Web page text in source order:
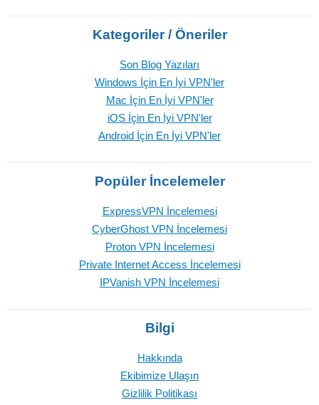
Kategoriler / Öneriler
Son Blog Yazıları
Windows İçin En İyi VPN'ler
Mac İçin En İyi VPN'ler
iOS İçin En İyi VPN'ler
Android İçin En İyi VPN'ler
Popüler İncelemeler
ExpressVPN İncelemesi
CyberGhost VPN İncelemesi
Proton VPN İncelemesi
Private Internet Access İncelemesi
IPVanish VPN İncelemesi
Bilgi
Hakkında
Ekibimize Ulaşın
Gizlilik Politikası